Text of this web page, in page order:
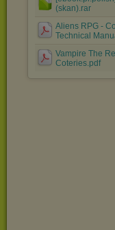
(skan).rar
Aliens RPG -
Technical
Vampire The
Coteries.pdf